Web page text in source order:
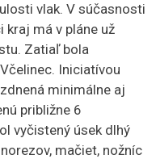
vlak. V súčasnosti
kraj má v pláne už
Zatiaľ bola
Iniciatívou
minimálne aj
približne 6
vyčistený úsek dlhý
mačiet, nožníc